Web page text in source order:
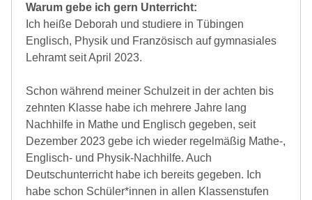
Warum gebe ich gern Unterricht:
Ich heiße Deborah und studiere in Tübingen
Englisch, Physik und Französisch auf gymnasiales
Lehramt seit April 2023.
Schon während meiner Schulzeit in der achten bis
zehnten Klasse habe ich mehrere Jahre lang
Nachhilfe in Mathe und Englisch gegeben, seit
Dezember 2023 gebe ich wieder regelmäßig Mathe-,
Englisch- und Physik-Nachhilfe. Auch
Deutschunterricht habe ich bereits gegeben. Ich
habe schon Schüler*innen in allen Klassenstufen